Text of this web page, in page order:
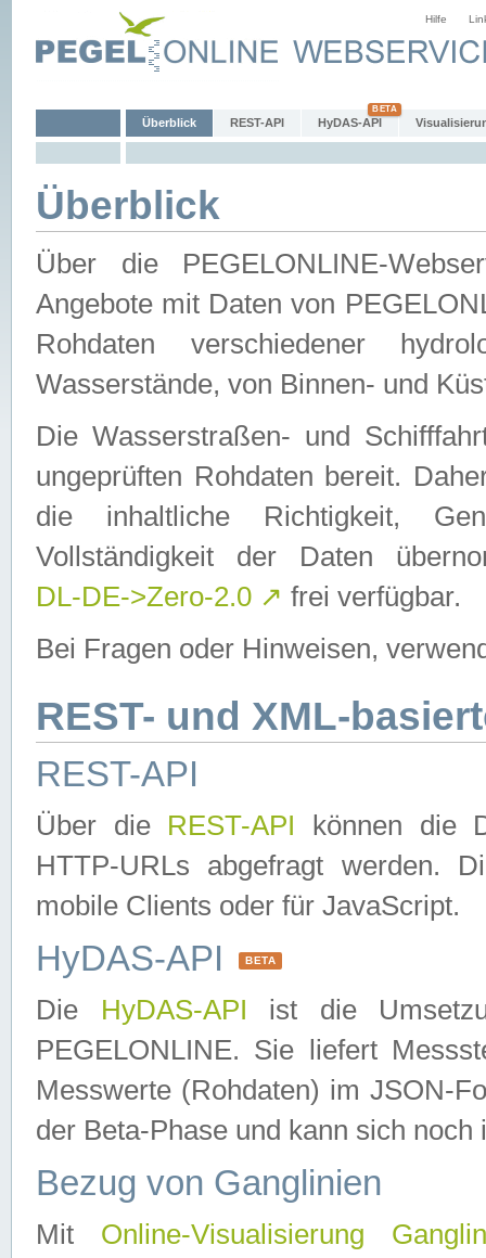
Hilfe
Überblick REST-API HyDAS-API
Überblick
Über die PEGELONLINE-
Angebote mit Daten von
Rohdaten verschiedener
Wasserstände, von Binnen- und
Die Wasserstraßen- und
ungeprüften Rohdaten bereit.
die inhaltliche Richtigkeit,
Vollständigkeit der Daten
DL-DE->Zero-2.0 ↗ frei verfügbar.
Bei Fragen oder Hinweisen,
REST- und XML-
REST-API
Über die REST-API können die
HTTP-URLs abgefragt werden.
mobile Clients oder für JavaScript.
HyDAS-API BETA
Die HyDAS-API ist die
PEGELONLINE. Sie liefert
Messwerte (Rohdaten) im JSON-
der Beta-Phase und kann sich noch
Bezug von Ganglinien
Mit Online-Visualisierung